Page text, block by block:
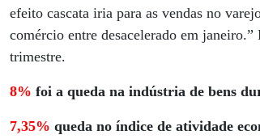
efeito cascata iria para as vendas no
comércio entre desacelerado em
trimestre.
8% foi a queda na indústria de bens
7,35% queda no índice de atividade